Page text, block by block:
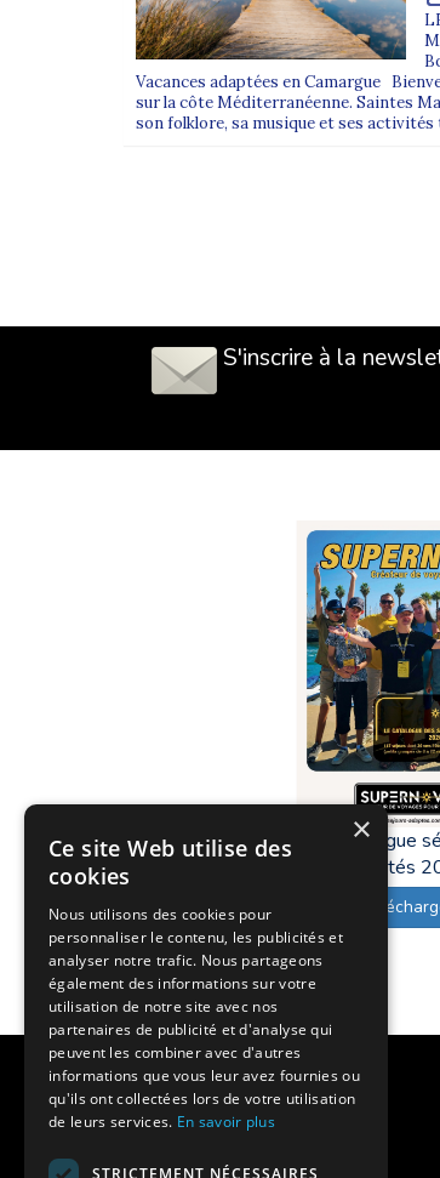
Vacances adaptées en Camargue
sur la côte Méditerranéenne. Saintes
son folklore, sa musique et ses
S'inscrire à la
Catalogue
adaptés
Notre histoire
Nos engagements
×
Ce site Web utilise des
cookies
Nous utilisons des cookies pour
personnaliser le contenu, les publicités et
analyser notre trafic. Nous partageons
également des informations sur votre
utilisation de notre site avec nos
partenaires de publicité et d'analyse qui
peuvent les combiner avec d'autres
informations que vous leur avez fournies ou
qu'ils ont collectées lors de votre utilisation
de leurs services. En savoir plus
STRICTEMENT NÉCESSAIRES